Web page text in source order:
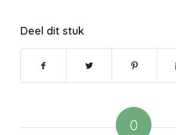
Deel dit stuk
0